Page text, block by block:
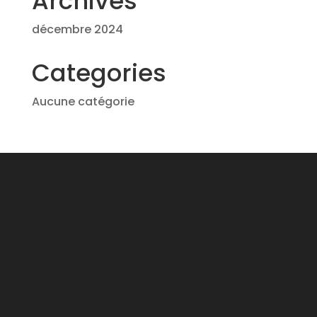
décembre 2024
Categories
Aucune catégorie